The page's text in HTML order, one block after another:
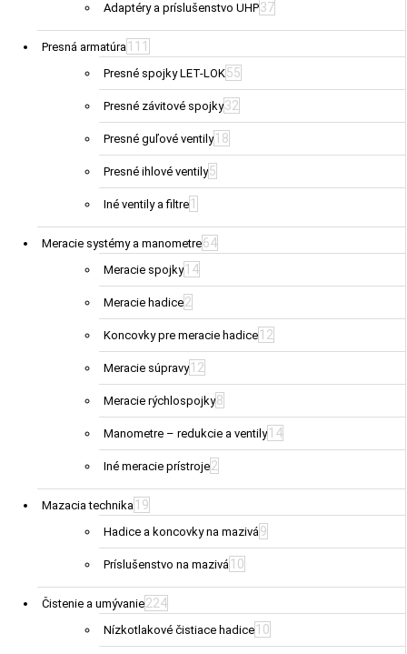
Adaptéry a príslušenstvo UHP37
Presná armatúra 111
Presné spojky LET-LOK55
Presné závitové spojky32
Presné guľové ventily 18
Presné ihlové ventily5
Iné ventily a filtre 1
Meracie systémy a manometre64
Meracie spojky 14
Meracie hadice2
Koncovky pre meracie hadice 12
Meracie súpravy 12
Meracie rýchlospojky8
Manometre – redukcie a ventily 14
Iné meracie prístroje2
Mazacia technika 19
Hadice a koncovky na mazivá9
Príslušenstvo na mazivá 10
Čistenie a umývanie224
Nízkotlakové čistiace hadice 10